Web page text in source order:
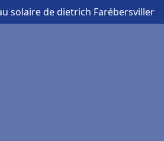
solaire de dietrich Farébersviller